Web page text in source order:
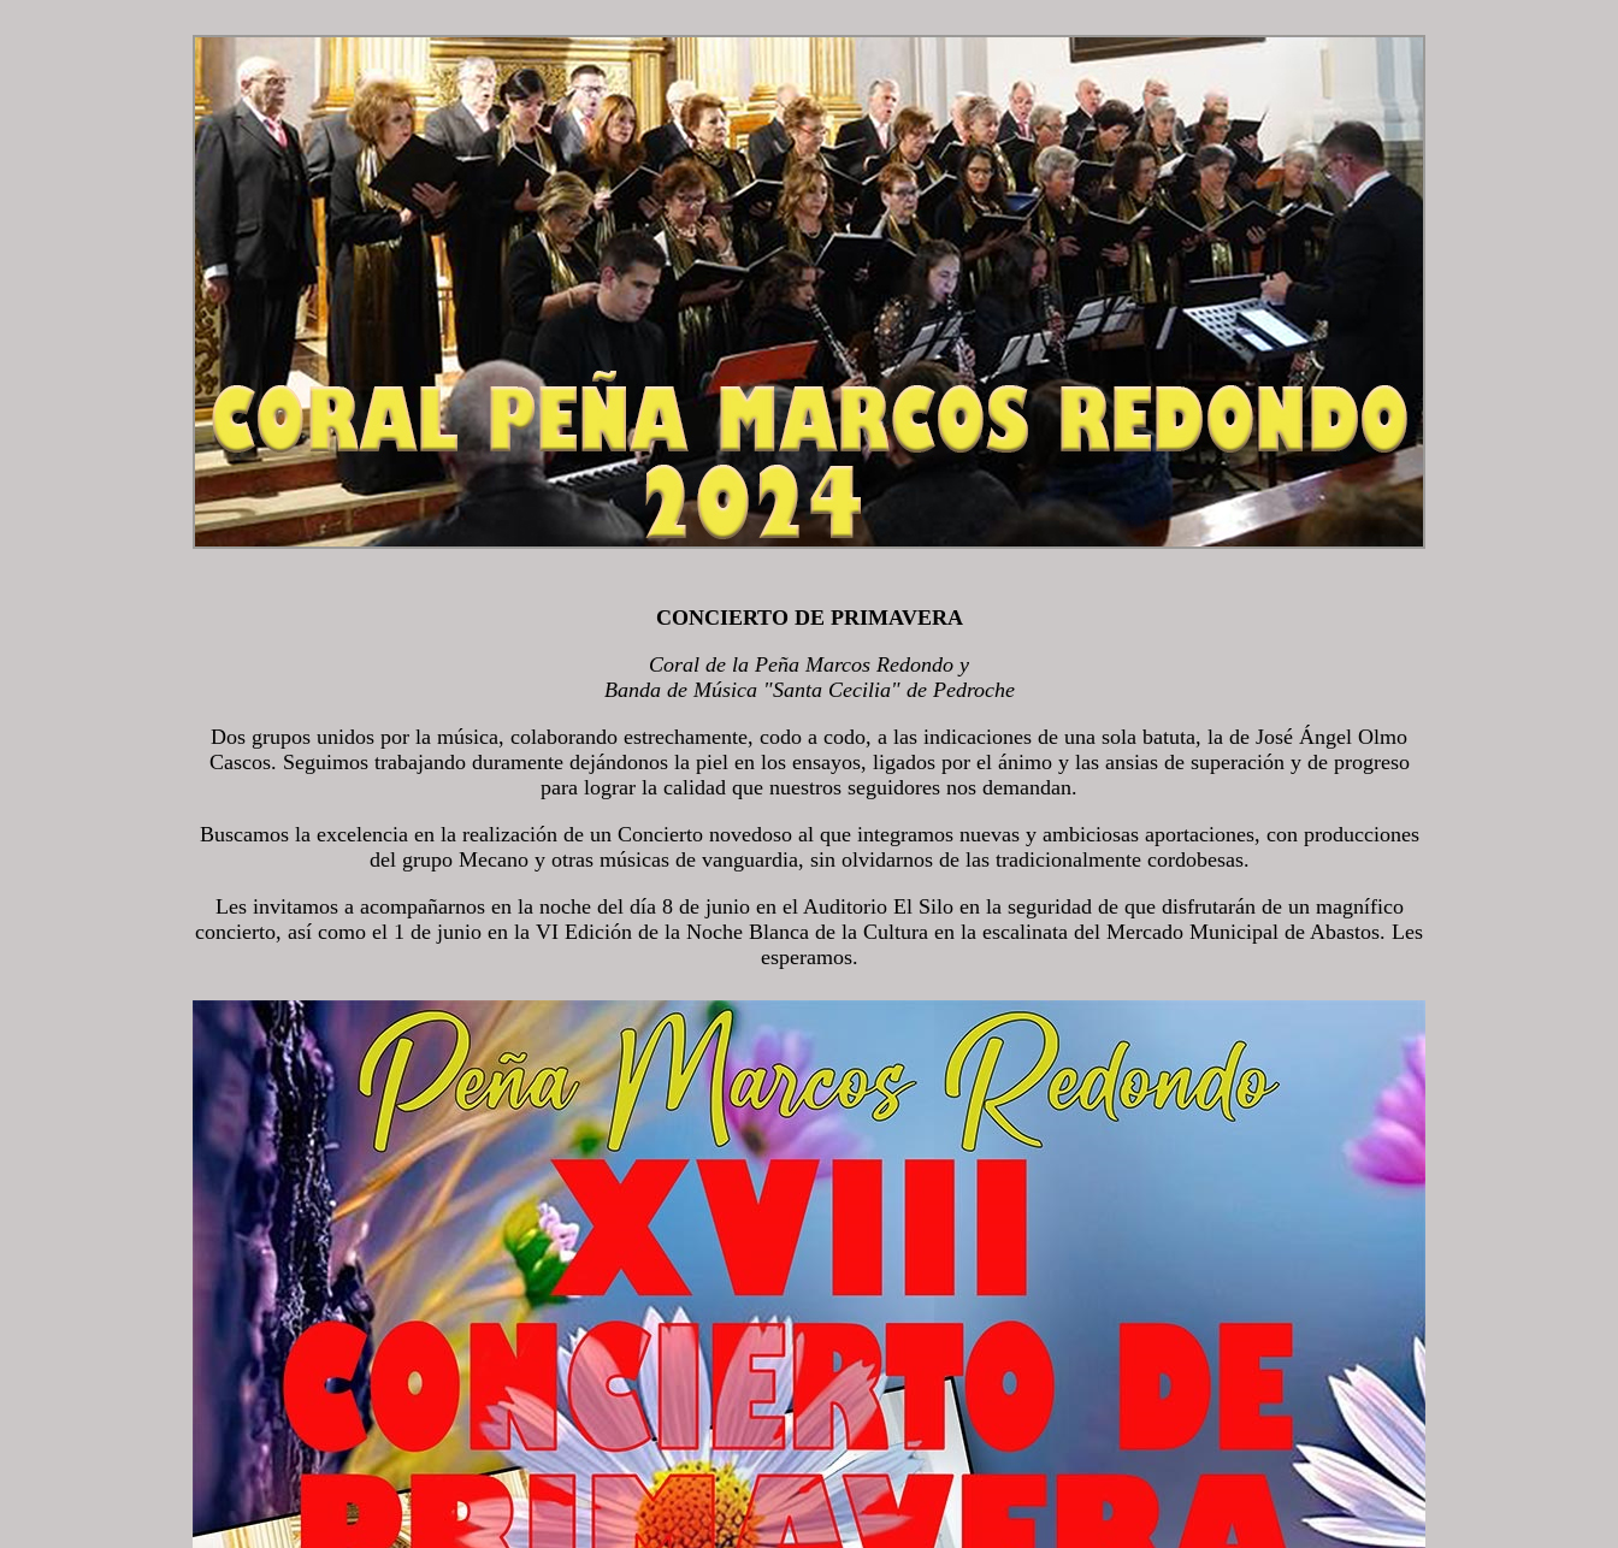
CONCIERTO DE PRIMAVERA
Coral de la Peña Marcos Redondo y
Banda de Música "Santa Cecilia" de Pedroche
Dos grupos unidos por la música, colaborando estrechamente, codo a codo, a las indicaciones de una sola batuta, la de José Ángel Olmo
Cascos. Seguimos trabajando duramente dejándonos la piel en los ensayos, ligados por el ánimo y las ansias de superación y de progreso
para lograr la calidad que nuestros seguidores nos demandan.
Buscamos la excelencia en la realización de un Concierto novedoso al que integramos nuevas y ambiciosas aportaciones, con producciones
del grupo Mecano y otras músicas de vanguardia, sin olvidarnos de las tradicionalmente cordobesas.
Les invitamos a acompañarnos en la noche del día 8 de junio en el Auditorio El Silo en la seguridad de que disfrutarán de un magnífico
concierto, así como el 1 de junio en la VI Edición de la Noche Blanca de la Cultura en la escalinata del Mercado Municipal de Abastos. Les
esperamos.